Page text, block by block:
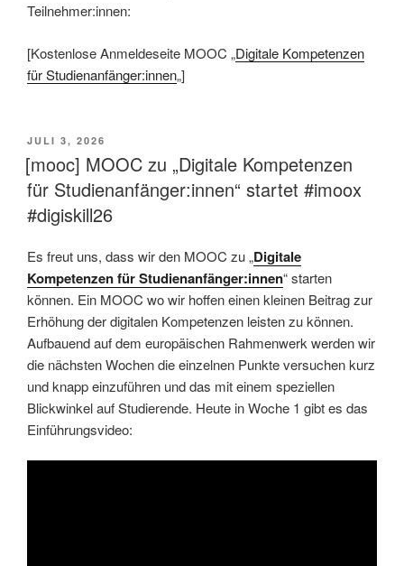
Teilnehmer:innen:
[Kostenlose Anmeldeseite MOOC „Digitale Kompetenzen
für Studienanfänger:innen„]
VERÖFFENTLICHT
AM
JULI 3, 2026
[mooc] MOOC zu „Digitale Kompetenzen
für Studienanfänger:innen“ startet #imoox
#digiskill26
Es freut uns, dass wir den MOOC zu „Digitale
Kompetenzen für Studienanfänger:innen“ starten
können. Ein MOOC wo wir hoffen einen kleinen Beitrag zur
Erhöhung der digitalen Kompetenzen leisten zu können.
Aufbauend auf dem europäischen Rahmenwerk werden wir
die nächsten Wochen die einzelnen Punkte versuchen kurz
und knapp einzuführen und das mit einem speziellen
Blickwinkel auf Studierende. Heute in Woche 1 gibt es das
Einführungsvideo: